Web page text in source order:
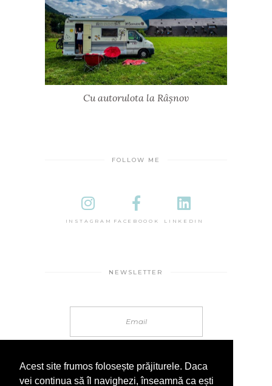
Cu autorulota la Râșnov
FOLLOW ME
INSTAGRAM FACEBOOOK LINKEDIN
NEWSLETTER
Acest site frumos folosește prăjiturele. Daca
vei continua să îl navighezi, înseamnă ca ești